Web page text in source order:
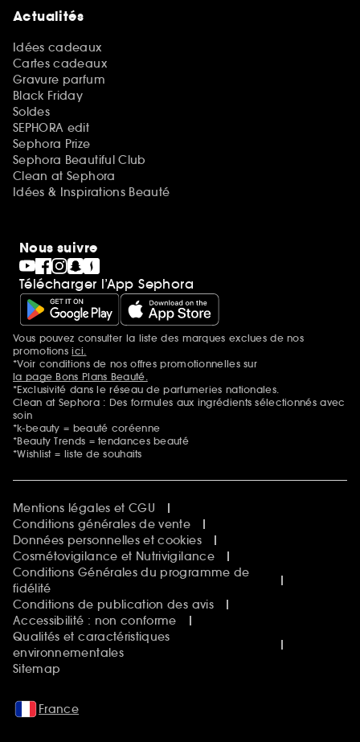
Actualités
Idées cadeaux
Cartes cadeaux
Gravure parfum
Black Friday
Soldes
SEPHORA edit
Sephora Prize
Sephora Beautiful Club
Clean at Sephora
Idées & Inspirations Beauté
Nous suivre
Télécharger l’App Sephora
Mentions additionnelles
Vous pouvez consulter la liste des marques exclues de nos
promotionsici.
*Voir conditions de nos offres promotionnelles sur
la page Bons Plans Beauté.
*Exclusivité dans le réseau de parfumeries nationales.
Clean at Sephora : Des formules aux ingrédients sélectionnés avec
soin
*k-beauty = beauté coréenne
*Beauty Trends = tendances beauté
*Wishlist = liste de souhaits
Mentions légales et CGU
Conditions générales de vente
Données personnelles et cookies
Cosmétovigilance et Nutrivigilance
Conditions Générales du programme de
fidélité
Conditions de publication des avis
Accessibilité : non conforme
Qualités et caractéristiques
environnementales
Sitemap
France